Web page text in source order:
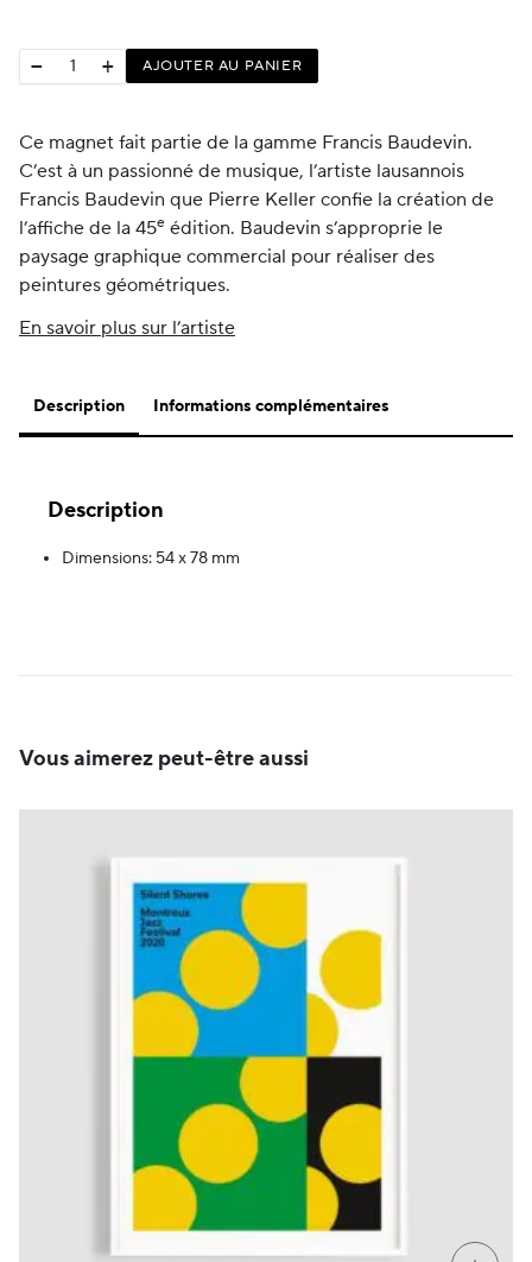
− + AJOUTER AU PANIER
Ce magnet fait partie de la gamme Francis Baudevin.
C’est à un passionné de musique, l’artiste lausannois
Francis Baudevin que Pierre Keller confie la création de
l’affiche de la 45e édition. Baudevin s’approprie le
paysage graphique commercial pour réaliser des
peintures géométriques.
En savoir plus sur l’artiste
Description Informations complémentaires
Description
Dimensions: 54 x 78 mm
Vous aimerez peut-être aussi